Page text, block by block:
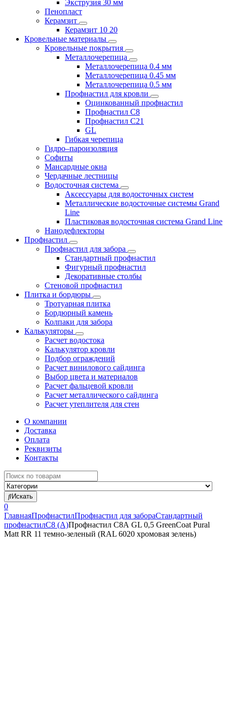
Экструзия 30 мм
Пенопласт
Керамзит
Керамзит 10 20
Кровельные материалы
Кровельные покрытия
Металлочерепица
Металлочерепица 0.4 мм
Металлочерепица 0.45 мм
Металлочерепица 0.5 мм
Профнастил для кровли
Оцинкованный профнастил
Профнастил С8
Профнастил С21
GL
Гибкая черепица
Гидро–пароизоляция
Софиты
Мансардные окна
Чердачные лестницы
Водосточная система
Аксессуары для водосточных систем
Металлические водосточные системы Grand
Line
Пластиковая водосточная система Grand Line
Нанодефлекторы
Профнастил
Профнастил для забора
Стандартный профнастил
Фигурный профнастил
Декоративные столбы
Стеновой профнастил
Плитка и бордюры
Тротуарная плитка
Бордюрный камень
Колпаки для забора
Калькуляторы
Расчет водостока
Калькулятор кровли
Подбор ограждений
Расчет винилового сайдинга
Выбор цвета и материалов
Расчет фальцевой кровли
Расчет металлического сайдинга
Расчет утеплителя для стен
О компании
Доставка
Оплата
Реквизиты
Контакты
Search
for:
Искать
0
ГлавнаяПрофнастилПрофнастил для забораСтандартный
профнастилС8 (А)Профнастил С8А GL 0,5 GreenCoat Pural
Matt RR 11 темно-зеленый (RAL 6020 хромовая зелень)